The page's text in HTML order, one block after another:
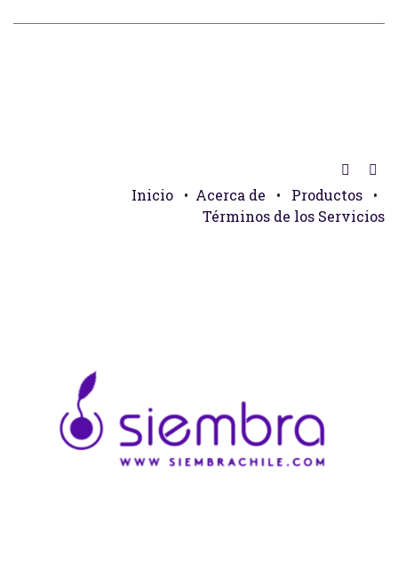
Inicio • Acerca de • Productos
•
Términos de los Servicios